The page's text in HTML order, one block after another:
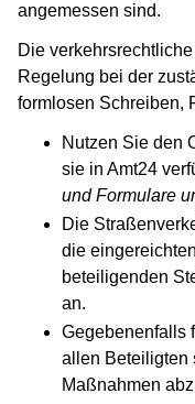
angemessen sind.
Die
Regelung bei der
formlosen Schreiben,
Nutzen Sie den
sie in Amt24
und Formulare
Die
die
beteiligenden
an.
Gegebenenfalls
allen Beteiligten
Maßnahmen